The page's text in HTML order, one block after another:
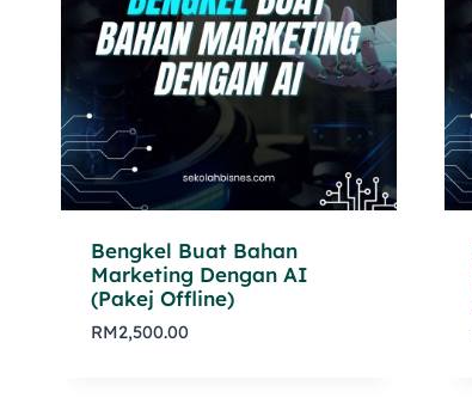
Bengkel Buat Bahan
Marketing Dengan AI
(Pakej Offline)
RM2,500.00